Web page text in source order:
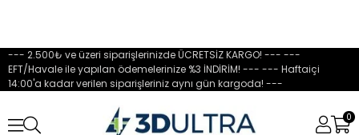
--- 2.500₺ ve üzeri siparişlerinizde ÜCRETSİZ KARGO! --- ---
EFT/Havale ile yapılan ödemelerinize %3 İNDİRİM! --- --- Haftaiçi
14:00'a kadar verilen siparişleriniz aynı gün kargoda! ---
0